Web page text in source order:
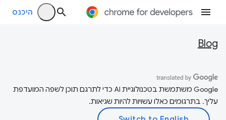
היכנס
Blog
‫Google משתמשת בטכנולוגיית AI כדי לתרגם תוכן לשפה המועדפת
עליך. בתרגומים כאלו עשויות להיות שגיאות.